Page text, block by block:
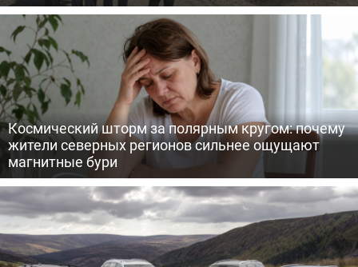
Космический шторм за полярным кругом: почему
жители северных регионов сильнее ощущают
магнитные бури